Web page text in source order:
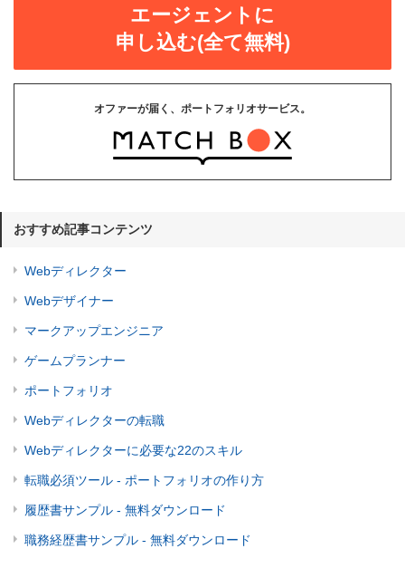
エージェントに
申し込む(全て無料)
オファーが届く、ポートフォリオサービス。
おすすめ記事コンテンツ
Webディレクター
Webデザイナー
マークアップエンジニア
ゲームプランナー
ポートフォリオ
Webディレクターの転職
Webディレクターに必要な22のスキル
転職必須ツール - ポートフォリオの作り方
履歴書サンプル - 無料ダウンロード
職務経歴書サンプル - 無料ダウンロード